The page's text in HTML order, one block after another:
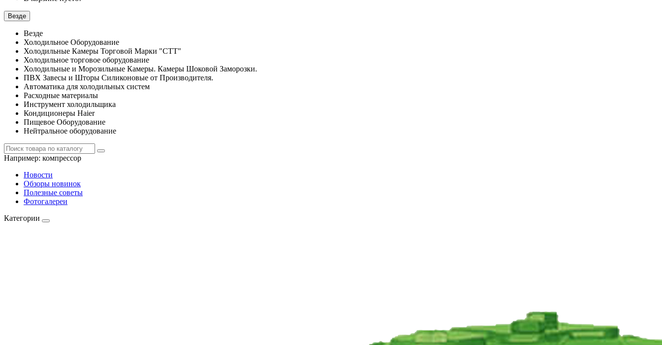
Везде
Везде
Холодильное Оборудование
Холодильные Камеры Торговой Марки "СТТ"
Холодильное торговое оборудование
Холодильные и Морозильные Камеры. Камеры Шоковой Заморозки.
ПВХ Завесы и Шторы Силиконовые от Производителя.
Автоматика для холодильных систем
Расходные материалы
Инструмент холодильщика
Кондиционеры Haier
Пищевое Оборудование
Нейтральное оборудование
Например: компрессор
Новости
Обзоры новинок
Полезные советы
Фотогалереи
Категории